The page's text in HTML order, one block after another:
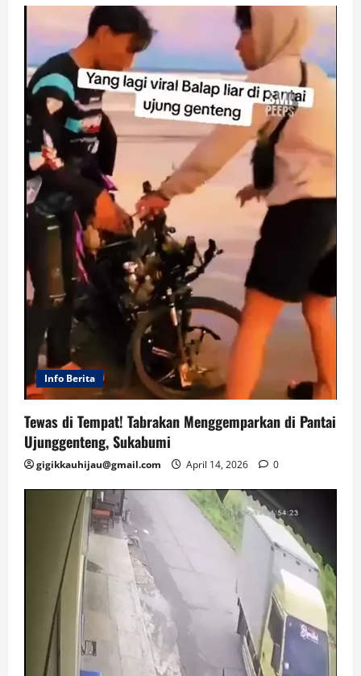
Info Berita
Tewas di Tempat! Tabrakan Menggemparkan di Pantai
Ujunggenteng, Sukabumi
gigikkauhijau@gmail.com April 14, 2026 0